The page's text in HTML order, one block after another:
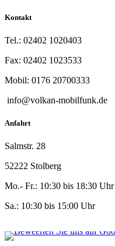
Kontakt
Tel.: 02402 1020403
Fax: 02402 1023533
Mobil: 0176 20700333
info@volkan-mobilfunk.de
Anfahrt
Salmstr. 28
52222 Stolberg
Mo.- Fr.: 10:30 bis 18:30 Uhr
Sa.: 10:30 bis 15:00 Uhr